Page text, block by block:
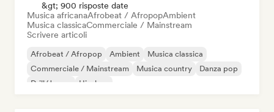
&gt; 900 risposte date
Musica africanaAfrobeat / AfropopAmbient
Musica classicaCommerciale / Mainstream
Scrivere articoli
Afrobeat / Afropop Ambient
Musica classica
Commerciale / Mainstream
Musica country
Danza pop
Drill/Jersey
Hip-hop